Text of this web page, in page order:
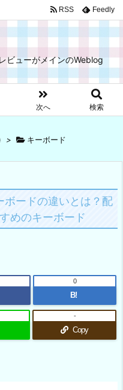
ビューがメインのWeblog
次へ 検索
RSS Feedly
> キーボード
ボードの違いとは？配
めのキーボード
B!
0
Copy
-